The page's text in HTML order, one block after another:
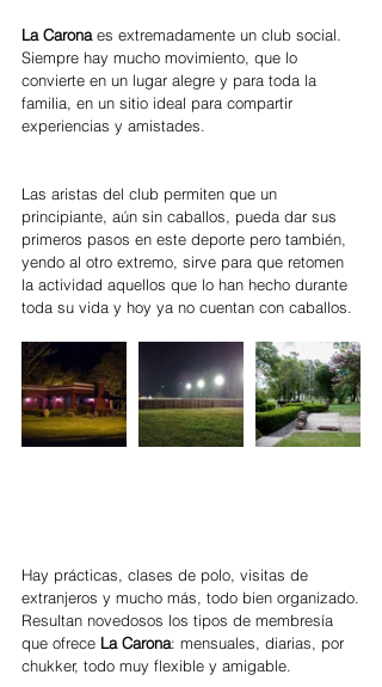
La Carona es extremadamente un club social.
Siempre hay mucho movimiento, que lo
convierte en un lugar alegre y para toda la
familia, en un sitio ideal para compartir
experiencias y amistades.
Las aristas del club permiten que un
principiante, aún sin caballos, pueda dar sus
primeros pasos en este deporte pero también,
yendo al otro extremo, sirve para que retomen
la actividad aquellos que lo han hecho durante
toda su vida y hoy ya no cuentan con caballos.
Hay prácticas, clases de polo, visitas de
extranjeros y mucho más, todo bien organizado.
Resultan novedosos los tipos de membresía
que ofrece La Carona: mensuales, diarias, por
chukker, todo muy flexible y amigable.